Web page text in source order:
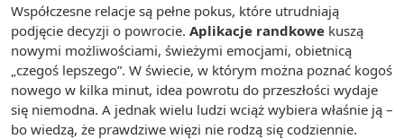
Współczesne relacje są pełne pokus, które utrudniają
podjęcie decyzji o powrocie. Aplikacje randkowe kuszą
nowymi możliwościami, świeżymi emocjami, obietnicą
„czegoś lepszego”. W świecie, w którym można poznać kogoś
nowego w kilka minut, idea powrotu do przeszłości wydaje
się niemodna. A jednak wielu ludzi wciąż wybiera właśnie ją –
bo wiedzą, że prawdziwe więzi nie rodzą się codziennie.